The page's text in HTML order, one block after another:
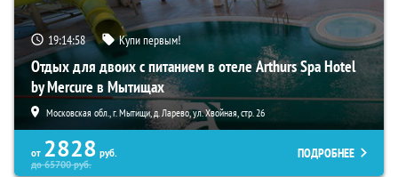
19:14:56 Купи первым!
Отдых для двоих с питанием в отеле Arthurs Spa Hotel
by Mercure в Мытищах
Московская обл., г. Мытищи, д. Ларево, ул. Хвойная, стр. 26
от 2828 руб.
до65700руб.
ПОДРОБНЕЕ